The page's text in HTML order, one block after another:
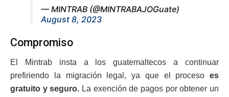
— MINTRAB (@MINTRABAJOGuate)
August 8, 2023
Compromiso
El Mintrab insta a los guatemaltecos a continuar
prefiriendo la migración legal, ya que el proceso es
gratuito y seguro. La exención de pagos por obtener un